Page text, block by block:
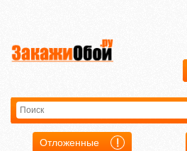
Отложенные